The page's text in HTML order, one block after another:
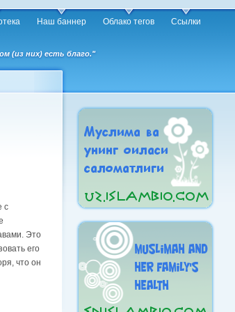
(из них) есть благо."
Наш баннер Облако тегов Ссылки
с
Это
его
что он